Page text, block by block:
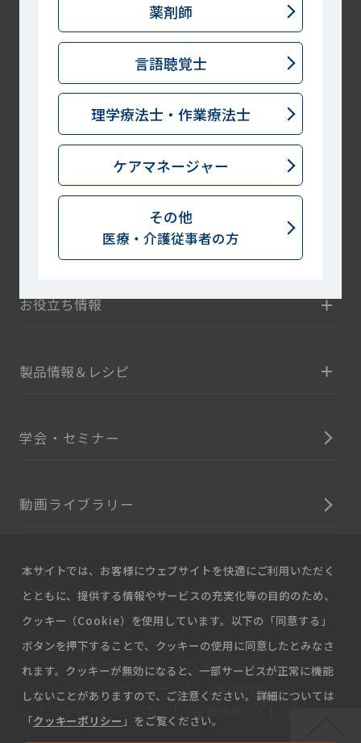
トップ
ログイン
会員登録
お問い合わせ
商品情報サイト
お役立ち情報
製品情報＆レシピ
学会・セミナー
動画ライブラリー
お知らせ
会員利用規約
プライバシーポリシー
クッキーポリシー
ご利用規約
サイトマップ
薬剤師
言語聴覚士
理学療法士・作業療法士
ケアマネージャー
その他
医療・介護従事者の方
本サイトでは、お客様にウェブサイトを快適にご利用いただく
とともに、提供する情報やサービスの充実化等の目的のため、
クッキー（Cookie）を使用しています。以下の「同意する」
ボタンを押下することで、クッキーの使用に同意したとみなさ
れます。クッキーが無効になると、一部サービスが正常に機能
しないことがありますので、ご注意ください。詳細については
「クッキーポリシー 」をご覧ください。